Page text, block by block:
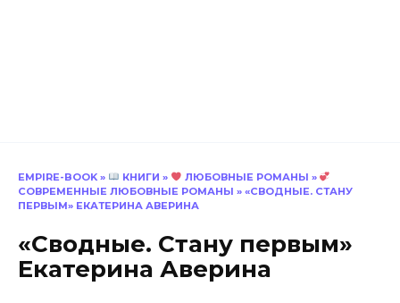
EMPIRE-BOOK » КНИГИ » ЛЮБОВНЫЕ РОМАНЫ »
СОВРЕМЕННЫЕ ЛЮБОВНЫЕ РОМАНЫ » «СВОДНЫЕ. СТАНУ
ПЕРВЫМ» ЕКАТЕРИНА АВЕРИНА
«Сводные. Стану первым»
Екатерина Аверина